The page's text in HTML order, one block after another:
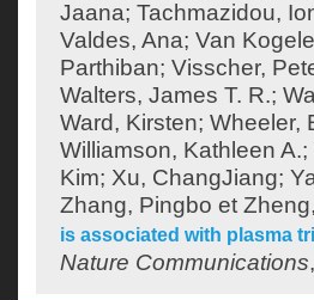
Jaana; Tachmazidou,
Valdes, Ana; Van
Parthiban; Visscher,
Walters, James T. R.;
Ward, Kirsten; Wheeler,
Williamson, Kathleen A.;
Kim; Xu, ChangJiang;
Zhang, Pingbo et
is associated with plasma
Nature Communications